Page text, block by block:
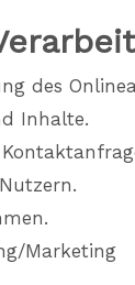
des
Inhalte.
Marketing